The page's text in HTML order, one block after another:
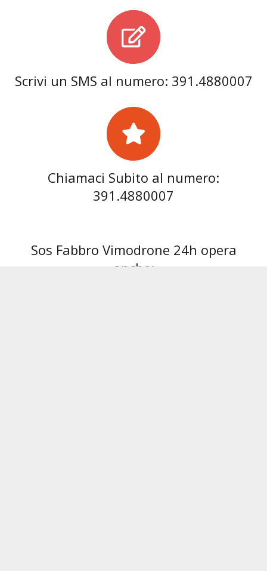
Scrivi un SMS al numero: 391.4880007
Chiamaci Subito al numero:
391.4880007
Sos Fabbro Vimodrone 24h opera
anche: